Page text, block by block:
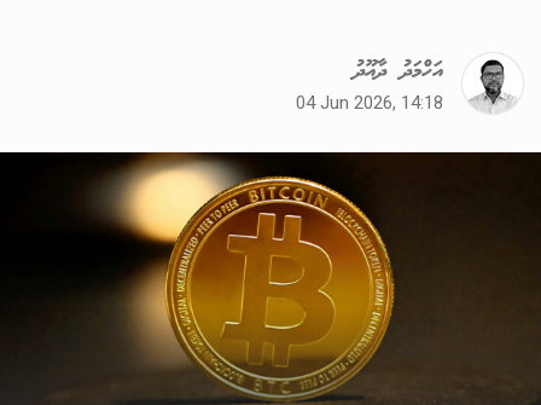
އަހްމަދު ދާއޫދު
04 Jun 2026, 14:18